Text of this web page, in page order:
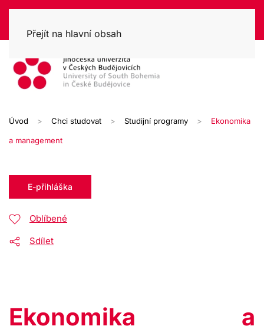
Přejít na hlavní obsah
Úvod Chci studovat Studijní programy Ekonomika
a management
E-přihláška
Oblíbené
Sdílet
Ekonomika a